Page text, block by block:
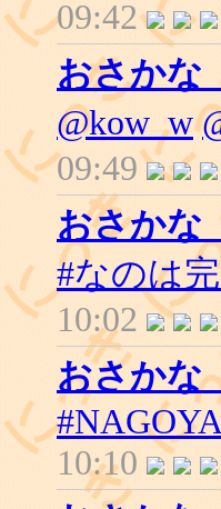
09:42
おさかな
@kow_w
09:49
おさかな
#なのは
10:02
おさかな
10:10